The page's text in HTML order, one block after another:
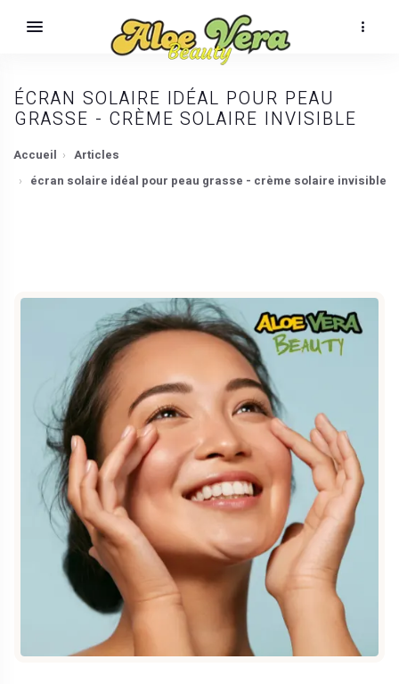
ÉCRAN SOLAIRE IDÉAL POUR PEAU
GRASSE - CRÈME SOLAIRE INVISIBLE
Accueil
Articles
écran solaire idéal pour peau grasse - crème solaire invisible